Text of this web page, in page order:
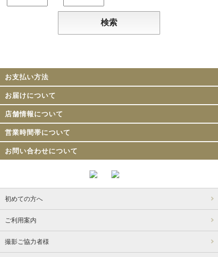
お支払い方法
お届けについて
店舗情報について
営業時間帯について
お問い合わせについて
初めての方へ
ご利用案内
撮影ご協力者様